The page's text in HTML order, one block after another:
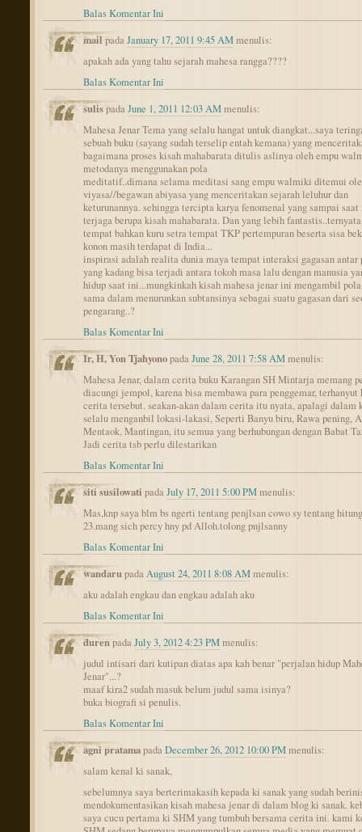
Balas Komentar Ini
mail padaJanuary 17, 2011 9:45 AMmenulis:
apakah ada yang tahu sejarah mahesa rangga????
Balas Komentar Ini
sulispadaJune 1, 2011 12:03 AMmenulis:
Mahesa Jenar Tema yang selalu hangat untuk diangkat...saya
sebuah buku (sayang sudah terselip entah kemana) yang
bagaimana proses kisah mahabarata ditulis aslinya oleh empu
metodanya menggunakan pola
meditatif..dimana selama meditasi sang empu walmiki ditemui
viyasa//begawan abiyasa yang menceritakan sejarah leluhur dan
keturunannya. sehingga tercipta karya fenomenal yang sampai
terjaga berupa kisah mahabarata. Dan yang lebih
tempat bahkan kuru setra tempat TKP pertempuran beserta sisa
konon masih terdapat di India...
inspirasi adalah realita dunia maya tempat interaksi gagasan antar
yang kadang bisa terjadi antara tokoh masa lalu dengan manusia
hidup saat ini...mungkinkah kisah mahesa jenar ini mengambil
sama dalam menurunkan subtansinya sebagai suatu gagasan dari
pengarang..?
Balas Komentar Ini
Ir, H, Yon TjahyonopadaJune 28, 2011 7:58 AMmenulis:
Mahesa Jenar, dalam cerita buku Karangan SH Mintarja memang
diacungi jempol, karena bisa membawa para penggemar, terhanyut
cerita tersebut. seakan-akan dalam cerita itu nyata, apalagi dalam
selalu menganbil lokasi-lakasi, Seperti Banyu biru, Rawa pening,
Mentaok, Mantingan, itu semua yang berhubungan dengan Babat
Jadi cerita tsb perlu dilestarikan
Balas Komentar Ini
siti susilowati padaJuly 17, 2011 5:00 PMmenulis:
Mas,knp saya blm bs ngerti tentang penjlsan cowo sy tentang
23.mang sich percy hny pd Alloh.tolong pnjlsanny
Balas Komentar Ini
wandarupadaAugust 24, 2011 8:08 AMmenulis:
aku adalah engkau dan engkau adalah aku
Balas Komentar Ini
durenpadaJuly 3, 2012 4:23 PMmenulis:
judul intisari dari kutipan diatas apa kah benar "perjalan hidup
Jenar"...?
maaf kira2 sudah masuk belum judul sama isinya?
buka biografi si penulis.
Balas Komentar Ini
agni pratamapadaDecember 26, 2012 10:00 PMmenulis:
salam kenal ki sanak,
sebelumnya saya berterimakasih kepada ki sanak yang sudah
mendokumentasikan kisah mahesa jenar di dalam blog ki sanak.
saya cucu pertama ki SHM yang tumbuh bersama cerita ini. kami